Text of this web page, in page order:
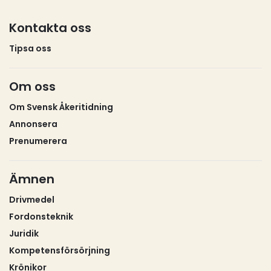
sina stora elkunder sedan åtminstone ett
decennium tillbaka. Det här gäller åtminstone de tre
de drygt halva marknaden, eller nästan tre miljoner
kunder.En mer detaljerad bild av hur det ser ut i
har monopol i sitt område. Alla företag bestämmer
Branschorganisationen Energiföretagen, som har
har uppgifter om vilka som hunnit införa
effektavtal.Motivet för att införa effektavgifter är
att elnätsföretagen måste anpassa sina nät efter
kundernas effektuttag. Om elkunden bara någon
enstaka gång behöver ta ut höga effekter, så
Kontakta oss
Tipsa oss
Om oss
Om Svensk Åkeritidning
Annonsera
Prenumerera
Ämnen
Drivmedel
Fordonsteknik
Juridik
Kompetensförsörjning
Krönikor